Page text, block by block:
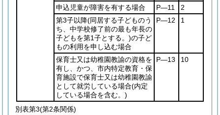
申込児童が障害を有する場合 P―11
2
第3子以降(同居する子どものう
ち、中学校修了前の最も年長の
子どもを第1子とする。)の子ど
もの利用を申し込む場合
P―12 1
保育士又は幼稚園教諭の資格を
有し、かつ、市内特定教育・保
育施設で保育士又は幼稚園教諭
として就労している場合(内定
している場合を含む。)
P―13 10
別表第3(第2条関係)